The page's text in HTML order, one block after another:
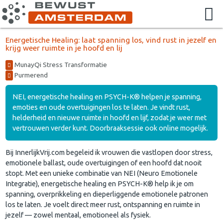
Energetische Healing: laat spanning los, vind rust in jezelf en
krijg weer ruimte in je hoofd en lij
MunayQi Stress Transformatie
Purmerend
NEI, energetische healing en PSYCH-K® helpen je spanning,
emoties en oude overtuigingen los te laten. Je vindt rust,
helderheid en nieuwe ruimte in hoofd en lijf, zodat je weer met
vertrouwen verder kunt. Doorbraaksessie ook online mogelijk.
Bij InnerlijkVrij.com begeleid ik vrouwen die vastlopen door stress,
emotionele ballast, oude overtuigingen of een hoofd dat nooit
stopt. Met een unieke combinatie van NEI (Neuro Emotionele
Integratie), energetische healing en PSYCH-K® help ik je om
spanning, overprikkeling en dieperliggende emotionele patronen
los te laten. Je voelt direct meer rust, ontspanning en ruimte in
jezelf — zowel mentaal, emotioneel als fysiek.